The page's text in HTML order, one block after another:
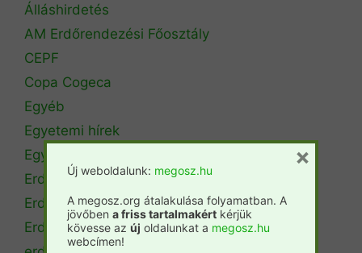
Álláshirdetés
AM Erdőrendezési Főosztály
CEPF
Copa Cogeca
Egyéb
Egyetemi hírek
Egyetemi szintű oktatás
Erdészeti szakszemélyzet
Erdőtérkép
Erdőtörvény
Új weboldalunk: megosz.hu
A megosz.org átalakulása folyamatban. A
jövőben a friss tartalmakért kérjük
kövesse az új oldalunkat a megosz.hu
webcímen!
×